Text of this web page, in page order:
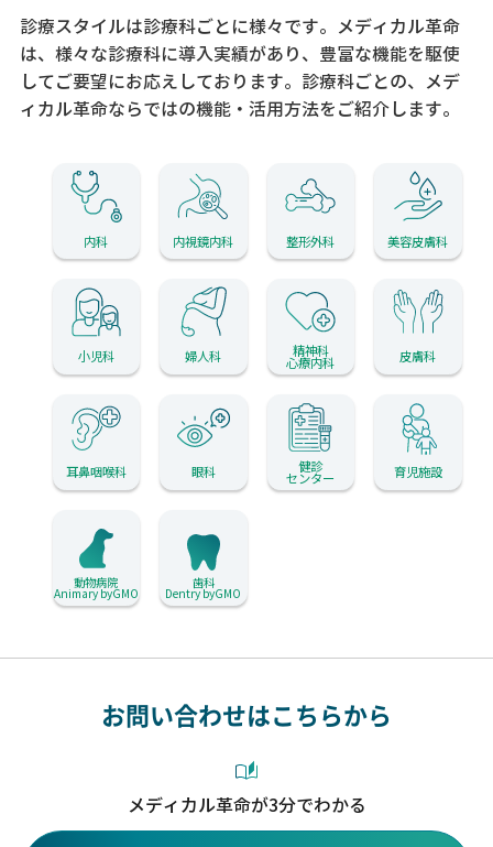
診療スタイルは診療科ごとに様々です。メディカル革命
は、様々な診療科に導入実績があり、 豊富な機能を駆使
してご要望にお応えしております。 診療科ごとの、メデ
ィカル革命ならではの機能・活用方法をご紹介します。
内科 内視鏡内科 整形外科 美容皮膚科
小児科 婦人科 精神科
心療内科 皮膚科
耳鼻咽喉科 眼科 健診
センター 育児施設
動物病院
Animary byGMO
歯科
Dentry byGMO
お問い合わせはこちらから
メディカル革命が3分でわかる